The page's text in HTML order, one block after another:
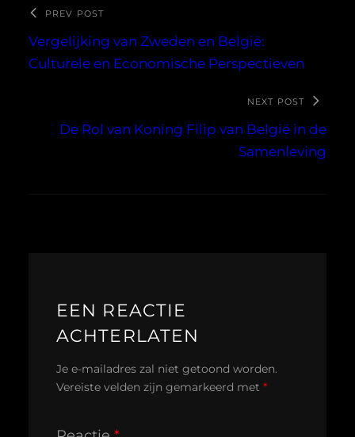
PREV POST
Vergelijking van Zweden en België:
Culturele en Economische Perspectieven
NEXT POST
De Rol van Koning Filip van België in de
Samenleving
EEN REACTIE
ACHTERLATEN
Je e-mailadres zal niet getoond worden.
Vereiste velden zijn gemarkeerd met *